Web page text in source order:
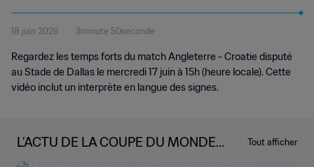
Temps forts | Langue des signes
internationale (LSI)
18 juin 2026 3minute 50seconde
Regardez les temps forts du match Angleterre - Croatie disputé
au Stade de Dallas le mercredi 17 juin à 15h (heure locale). Cette
vidéo inclut un interprète en langue des signes.
L’ACTU DE LA COUPE DU MONDE
DE LA FIFA 2026™
Tout afficher